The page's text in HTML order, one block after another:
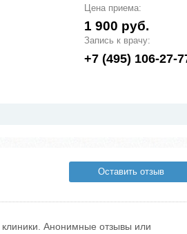
Цена приема:
1 900 руб.
Запись к врачу:
+7 (495) 106-27-
Оставить отзыв
Анонимные отзывы или